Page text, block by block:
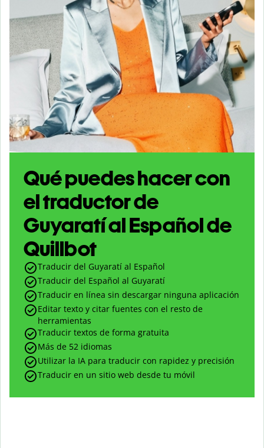
Qué puedes hacer con
el traductor de
Guyaratí al Español de
Quillbot
Traducir del Guyaratí al Español
Traducir del Español al Guyaratí
Traducir en línea sin descargar ninguna aplicación
Editar texto y citar fuentes con el resto de
herramientas
Traducir textos de forma gratuita
Más de 52 idiomas
Utilizar la IA para traducir con rapidez y precisión
Traducir en un sitio web desde tu móvil